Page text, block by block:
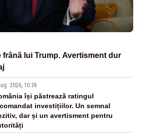
frână lui Trump. Avertisment dur
2026, 10:38
își păstrează ratingul
investițiilor. Un semnal
dar și un avertisment pentru